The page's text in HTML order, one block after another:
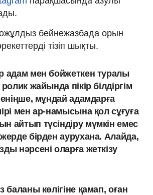
бейнежазбада орын
тізіп шықты.
адам мен бойжеткен туралы
ролик жайында пікір білдіргім
мұндай адамдарға
мен ар-намысына қол сұғуға
айтып түсіндіру мүмкін емес
бірден аурухана. Алайда,
нәрсені оларға жеткізу
баланы көлігіне қамап, оған